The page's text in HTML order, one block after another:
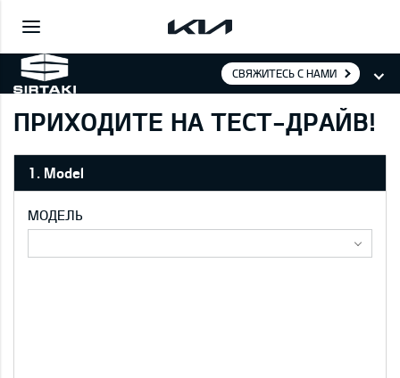
СВЯЖИТЕСЬ С НАМИ
ПРИХОДИТЕ НА ТЕСТ-ДРАЙВ!
1. Model
МОДЕЛЬ